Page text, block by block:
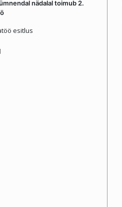
nädalal toimub 2.
esitlus